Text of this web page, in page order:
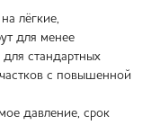
лёгкие,
для менее
стандартных
с повышенной
давление, срок